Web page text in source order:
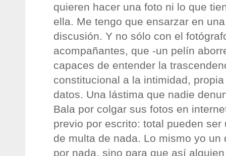
quieren hacer una foto ni lo que
ella. Me tengo que ensarzar en
discusión. Y no sólo con el
acompañantes, que -un pelín
capaces de entender la
constitucional a la intimidad,
datos. Una lástima que nadie
Bala por colgar sus fotos en
previo por escrito: total pueden
de multa de nada. Lo mismo yo
por nada, sino para que así